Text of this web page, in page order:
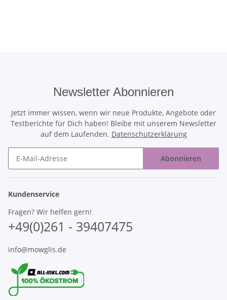
Newsletter Abonnieren
Jetzt immer wissen, wenn wir neue Produkte, Angebote oder
Testberichte für Dich haben! Bleibe mit unserem Newsletter
auf dem Laufenden. Datenschutzerklärung
Abonnieren
Kundenservice
Fragen? Wir helfen gern!
+49(0)261 - 39407475
info@mowglis.de